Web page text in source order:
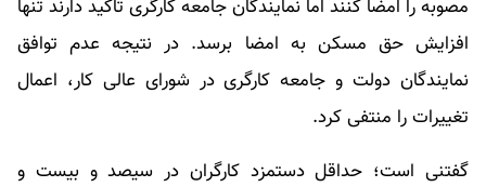
مصوبه را امضا کنند اما نمایندگان جامعه کارگری تاکید دارند تنها
افزایش حق مسکن به امضا برسد. در نتیجه عدم توافق
نمایندگان دولت و جامعه کارگری در شورای عالی کار، اعمال
تغییرات را منتفی کرد.
گفتنی است؛ حداقل دستمزد کارگران در سیصد و بیست و